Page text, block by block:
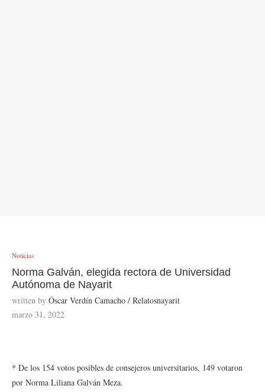
Noticias
Norma Galván, elegida rectora de Universidad
Autónoma de Nayarit
written by Óscar Verdín Camacho / Relatosnayarit
marzo 31, 2022
* De los 154 votos posibles de consejeros universitarios, 149 votaron
por Norma Liliana Galván Meza.